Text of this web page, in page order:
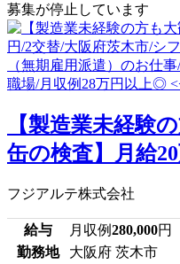
募集が停止しています
【製造業未経験
缶の検査】月給
フジアルテ株式会社
給与 月収例280,000円
勤務地
大阪府 茨木市